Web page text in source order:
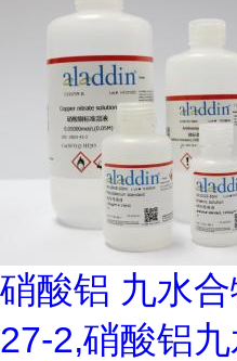
硝酸铝 九水
27-2,硝酸铝